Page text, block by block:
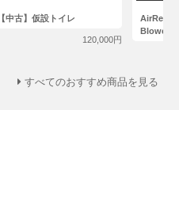
【中古】仮設トイレ
120,000円
Blower
すべてのおすすめ商品を見る